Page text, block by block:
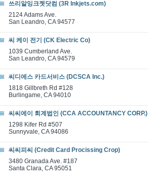
쓰리알잉크젯닷컴 (3R Inkjets.com)
2124 Adams Ave.
San Leandro, CA 94577
씨 케이 전기 (CK Electric Co)
1039 Cumberland Ave.
San Leandro, CA 94579
씨디에스 카드서비스 (DCSCA Inc.)
1818 Gillbreth Rd #128
Burlingame, CA 94010
씨씨에이 회계법인 (CCA ACCOUNTANCY CORP.)
1298 Kifer Rd #507
Sunnyvale, CA 94086
씨씨피씨 (Credit Card Procissing Crop)
3480 Granada Ave. #187
Santa Clara, CA 95051